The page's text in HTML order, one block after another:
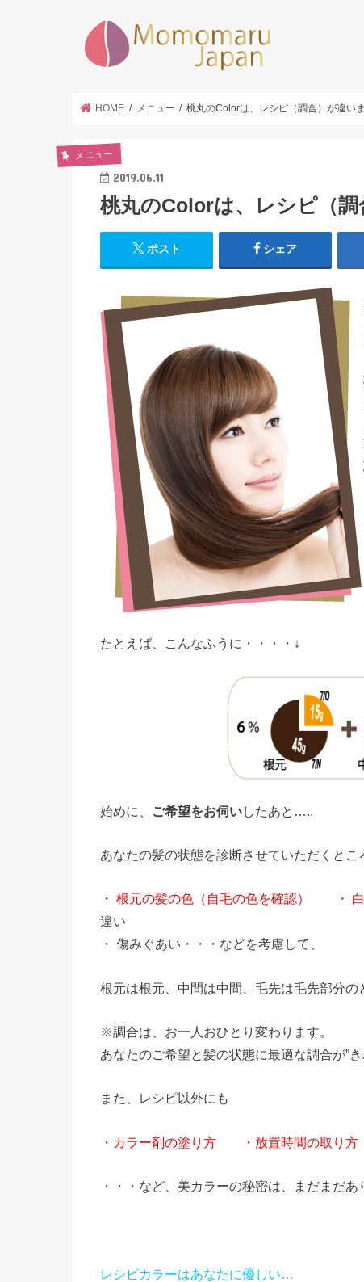
墨田
HOME メニュー 桃丸のColorは、レシピ（調合）が違いま
メニュー
2019.06.11
桃丸のColorは、レシピ（調
ポスト シェア
たとえば、こんなふうに・・・・↓
始めに、 ご希望をお伺いしたあと…..
あなたの髪の状態を診断させていただくとこ
・ 根元の髪の色（自毛の色を確認） ・
違い
・ 傷みぐあい・・・などを考慮して、
根元は根元、中間は中間、毛先は毛先部分の
※調合は、お一人おひとり変わります。
あなたのご希望と髪の状態に最適な調合が”き
また、レシピ以外にも
・カラー剤の塗り方 ・放置時間の取り
・・・など、美カラーの秘密は、まだまだあ
レシピカラーはあなたに優しい…